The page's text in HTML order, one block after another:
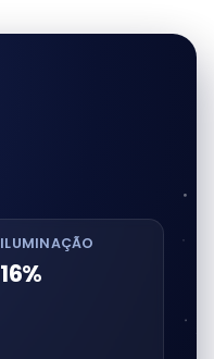
ILUMINAÇÃO
16%